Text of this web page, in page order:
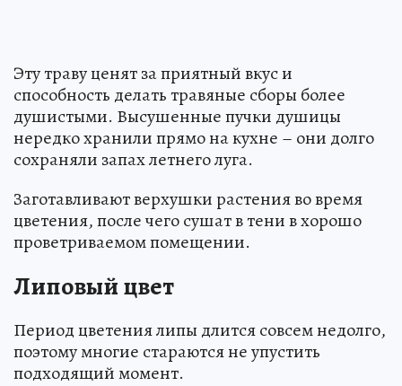
Эту траву ценят за приятный вкус и
способность делать травяные сборы более
душистыми. Высушенные пучки душицы
нередко хранили прямо на кухне – они долго
сохраняли запах летнего луга.
Заготавливают верхушки растения во время
цветения, после чего сушат в тени в хорошо
проветриваемом помещении.
Липовый цвет
Период цветения липы длится совсем недолго,
поэтому многие стараются не упустить
подходящий момент.